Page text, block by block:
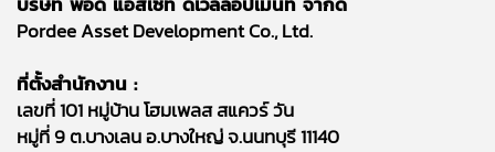
Pordee Asset Development Co., Ltd.
ที่ตั้งสำนักงาน :
เลขที่ 101 หมู่บ้าน โฮมเพลส สแควร์ วัน
หมู่ที่ 9 ต.บางเลน อ.บางใหญ่ จ.นนทบุรี 11140